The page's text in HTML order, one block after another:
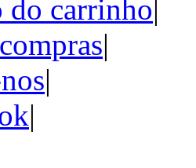
do carrinho|
|
|
|